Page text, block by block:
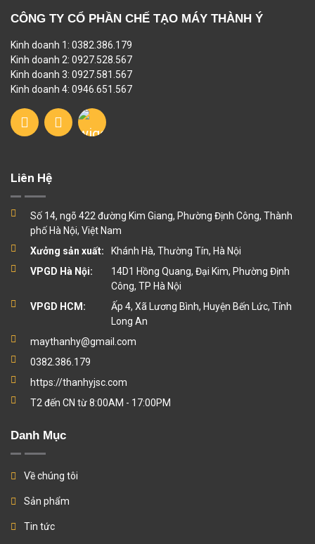
CÔNG TY CỔ PHẦN CHẾ TẠO MÁY THÀNH Ý
Kinh doanh 1: 0382.386.179
Kinh doanh 2: 0927.528.567
Kinh doanh 3: 0927.581.567
Kinh doanh 4: 0946.651.567
Liên Hệ
Số 14, ngõ 422 đường Kim Giang, Phường Định Công, Thành
phố Hà Nội, Việt Nam
Xưởng sản xuất:
Khánh Hà, Thường Tín, Hà Nội
VPGD Hà Nội:
14D1 Hồng Quang, Đại Kim, Phường Định
Công, TP Hà Nội
VPGD HCM:
Ấp 4, Xã Lương Bình, Huyện Bến Lức, Tỉnh
Long An
maythanhy@gmail.com
0382.386.179
https://thanhyjsc.com
T2 đến CN từ 8:00AM - 17:00PM
Danh Mục
Về chúng tôi
Sản phẩm
Tin tức